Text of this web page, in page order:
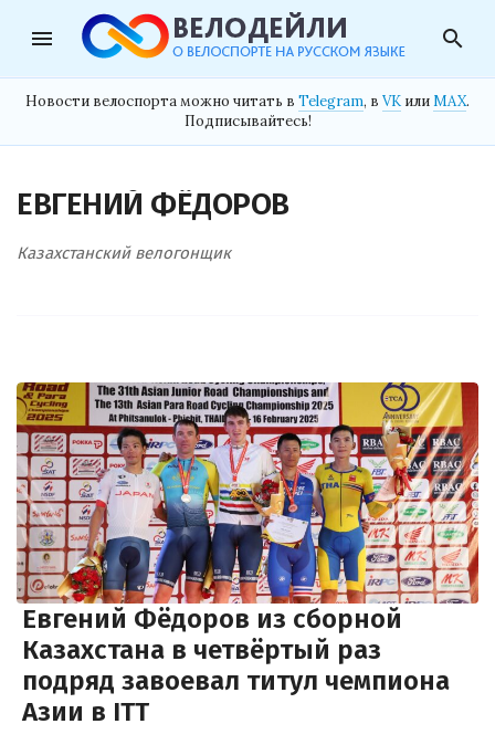
menu search
Новости велоспорта можно читать в Telegram, в VK илиMAX.
Подписывайтесь!
ЕВГЕНИЙ ФЁДОРОВ
Казахстанский велогонщик
Евгений Фёдоров из сборной
Казахстана в четвёртый раз
подряд завоевал титул чемпиона
Азии в ITT